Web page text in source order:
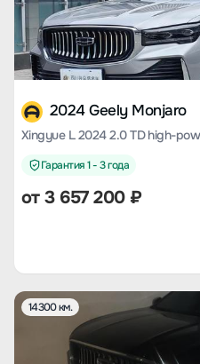
2024 Geely Monjaro
Гарантия 1 - 3 года
от3 657 200₽
14300 км.